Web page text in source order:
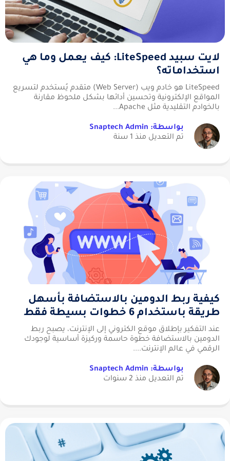
لايت سبيد LiteSpeed: كيف يعمل وما هي
استخداماته؟
LiteSpeed هو خادم ويب (Web Server) متقدم يُستخدم لتسريع
المواقع الإلكترونية وتحسين أدائها بشكل ملحوظ مقارنة
بالخوادم التقليدية مثل Apache...
بواسطة: Snaptech Admin
تم التعديل منذ 1 سنة
كيفية ربط الدومين بالاستضافة بأسهل
طريقة باستخدام 6 خطوات بسيطة فقط
عند التفكير بإطلاق موقع الكتروني إلى الإنترنت، يصبح ربط
الدومين بالاستضافة خطوة حاسمة وركيزة أساسية لوجودك
الرقمي في عالم الإنترنت....
بواسطة: Snaptech Admin
تم التعديل منذ 2 سنوات